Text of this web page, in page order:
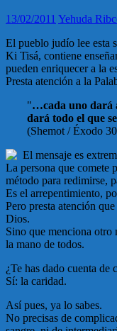
13/02/2011 Yehuda
El pueblo judío lee esta
Ki Tisá, contiene
pueden enriquecer a la
Presta atención a la
"…cada uno dará
dará todo el que
(Shemot / Éxodo
El mensaje es
La persona que comete
método para redimirse,
Es el arrepentimiento,
Pero presta atención
Dios.
Sino que menciona otro
la mano de todos.
¿Te has dado cuenta de
Sí: la caridad.
Así pues, ya lo sabes.
No precisas de